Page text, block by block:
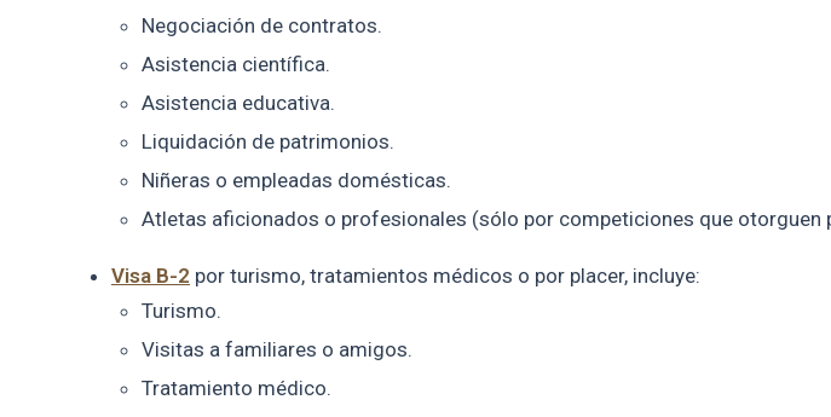
Negociación de contratos.
Asistencia científica.
Asistencia educativa.
Liquidación de patrimonios.
Niñeras o empleadas domésticas.
Atletas aficionados o profesionales (sólo por competiciones que otorguen
Visa B-2 por turismo, tratamientos médicos o por placer, incluye:
Turismo.
Visitas a familiares o amigos.
Tratamiento médico.